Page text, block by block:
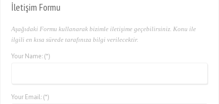
İletişim Formu
Aşağıdaki Formu kullanarak bizimle iletişime geçebilirsiniz. Konu ile
ilgili en kısa sürede tarafınıza bilgi verilecektir.
Your Name: (*)
Your Email: (*)